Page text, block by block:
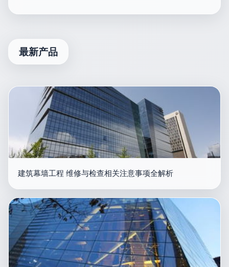
最新产品
建筑幕墙工程 维修与检查相关注意事项全解析